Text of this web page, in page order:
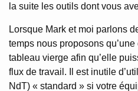
la suite les outils dont vous
Lorsque Mark et moi parlons
temps nous proposons
tableau vierge afin qu’elle
flux de travail. Il est inutile
NdT) « standard » si votre